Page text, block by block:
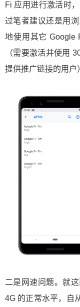
Fi 应用进行激活时
过笔者建议还是用
地使用其它 Google
（需要激活并使用
提供推广链接的用户
二是网速问题。就
4G 的正常水平，自